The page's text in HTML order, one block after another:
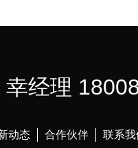
经理
动态 合作伙伴 联系我